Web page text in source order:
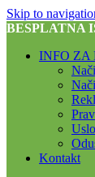
Skip to
BESPLATNA
INFO ZA
Kontakt